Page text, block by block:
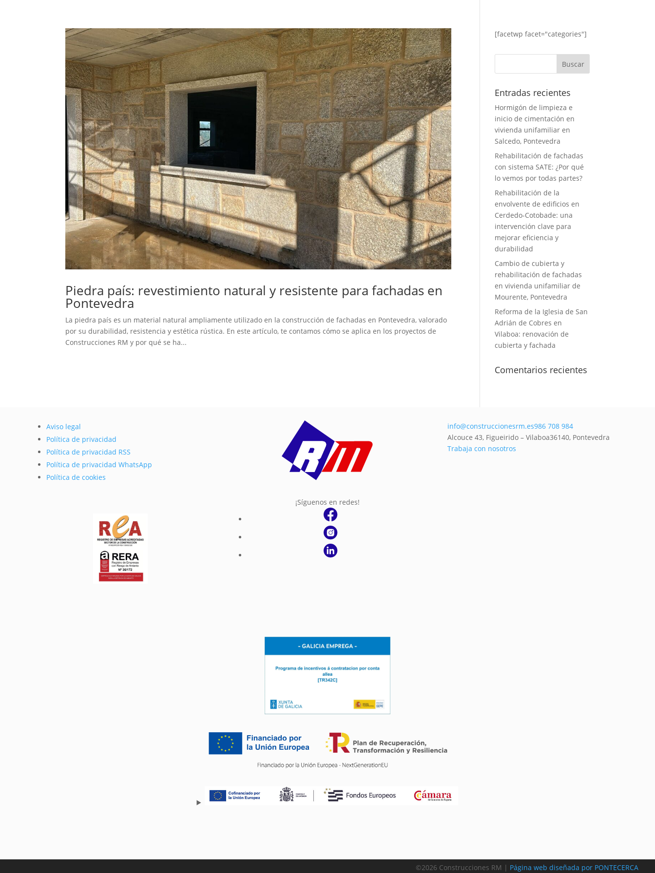
Piedra país: revestimiento natural y resistente para fachadas en
Pontevedra
La piedra país es un material natural ampliamente utilizado en la construcción de fachadas en Pontevedra, valorado
por su durabilidad, resistencia y estética rústica. En este artículo, te contamos cómo se aplica en los proyectos de
Construcciones RM y por qué se ha...
[facetwp facet="categories"]
Entradas recientes
Hormigón de limpieza e
inicio de cimentación en
vivienda unifamiliar en
Salcedo, Pontevedra
Rehabilitación de fachadas
con sistema SATE: ¿Por qué
lo vemos por todas partes?
Rehabilitación de la
envolvente de edificios en
Cerdedo-Cotobade: una
intervención clave para
mejorar eficiencia y
durabilidad
Cambio de cubierta y
rehabilitación de fachadas
en vivienda unifamiliar de
Mourente, Pontevedra
Reforma de la Iglesia de San
Adrián de Cobres en
Vilaboa: renovación de
cubierta y fachada
Comentarios recientes
Aviso legal
Política de privacidad
Política de privacidad RSS
Política de privacidad WhatsApp
Política de cookies
¡Síguenos en redes!
info@construccionesrm.es986 708 984
Alcouce 43, Figueirido – Vilaboa36140, Pontevedra
Trabaja con nosotros
©2026 Construcciones RM | Página web diseñada por PONTECERCA